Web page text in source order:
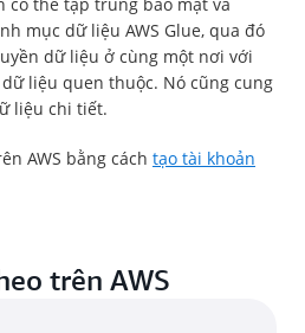
mục dữ liệu AWS Glue, qua đó
dữ liệu ở cùng một nơi với
liệu quen thuộc. Nó cũng cung
liệu chi tiết.
AWS bằng cách tạo tài khoản
trên AWS